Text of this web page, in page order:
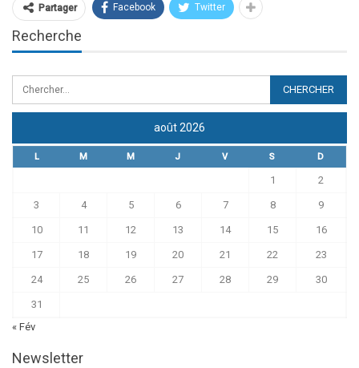
Partager Facebook Twitter
Recherche
août 2026
L M M J V S D
1 2
3 4 5 6 7 8 9
10 11 12 13 14 15 16
17 18 19 20 21 22 23
24 25 26 27 28 29 30
31
« Fév
Newsletter